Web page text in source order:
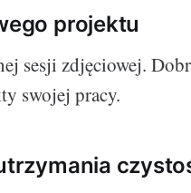
projektu
sesji zdjęciowej.
swojej pracy.